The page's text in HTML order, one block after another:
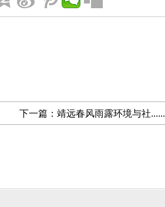
下一篇：靖远春风雨露环境与社......